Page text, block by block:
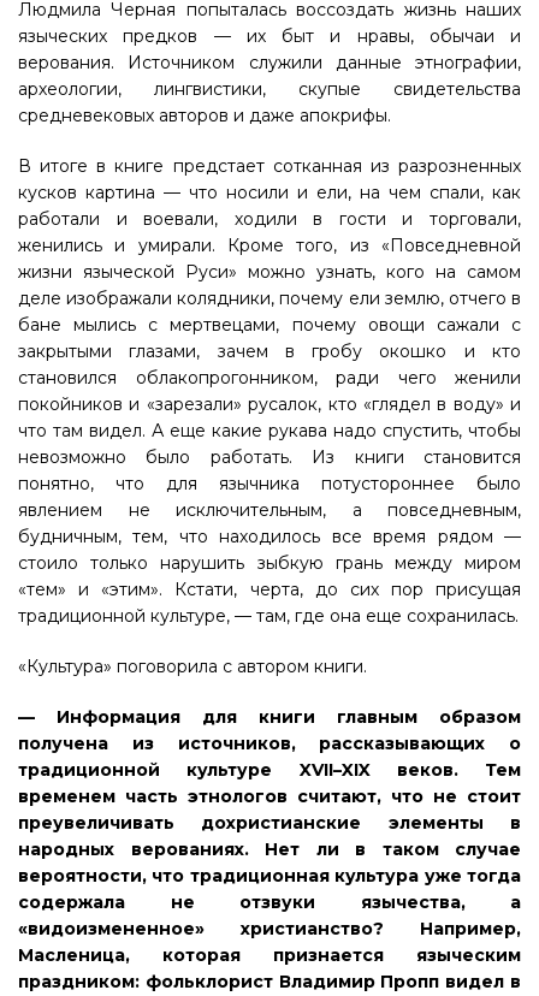
Людмила Черная попыталась воссоздать жизнь наших
языческих предков — их быт и нравы, обычаи и
верования. Источником служили данные этнографии,
археологии, лингвистики, скупые свидетельства
средневековых авторов и даже апокрифы.
В итоге в книге предстает сотканная из разрозненных
кусков картина — что носили и ели, на чем спали, как
работали и воевали, ходили в гости и торговали,
женились и умирали. Кроме того, из «Повседневной
жизни языческой Руси» можно узнать, кого на самом
деле изображали колядники, почему ели землю, отчего в
бане мылись с мертвецами, почему овощи сажали с
закрытыми глазами, зачем в гробу окошко и кто
становился облакопрогонником, ради чего женили
покойников и «зарезали» русалок, кто «глядел в воду» и
что там видел. А еще какие рукава надо спустить, чтобы
невозможно было работать. Из книги становится
понятно, что для язычника потустороннее было
явлением не исключительным, а повседневным,
будничным, тем, что находилось все время рядом —
стоило только нарушить зыбкую грань между миром
«тем» и «этим». Кстати, черта, до сих пор присущая
традиционной культуре, — там, где она еще сохранилась.
«Культура» поговорила с автором книги.
— Информация для книги главным образом
получена из источников, рассказывающих о
традиционной культуре XVII–XIX веков. Тем
временем часть этнологов считают, что не стоит
преувеличивать дохристианские элементы в
народных верованиях. Нет ли в таком случае
вероятности, что традиционная культура уже тогда
содержала не отзвуки язычества, а
«видоизмененное» христианство? Например,
Масленица, которая признается языческим
праздником: фольклорист Владимир Пропп видел в